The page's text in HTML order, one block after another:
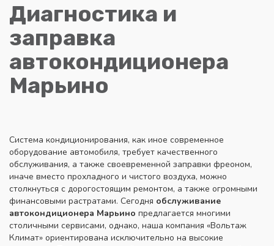
Диагностика и
заправка
автокондиционера
Марьино
Система кондиционирования, как иное современное
оборудование автомобиля, требует качественного
обслуживания, а также своевременной заправки фреоном,
иначе вместо прохладного и чистого воздуха, можно
столкнуться с дорогостоящим ремонтом, а также огромными
финансовыми растратами. Сегодня обслуживание
автокондиционера Марьино предлагается многими
столичными сервисами, однако, наша компания «Вольтаж
Климат» ориентирована исключительно на высокие